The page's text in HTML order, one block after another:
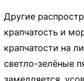
Другие
крапчатость и
крапчатости на
светло-зелёные